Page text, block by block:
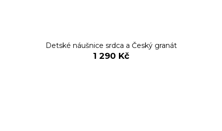
Detské náušnice srdca a Český granát
1 290 Kč